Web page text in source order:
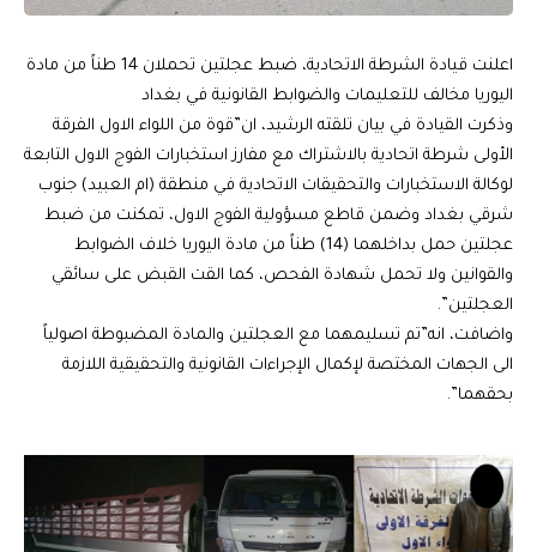
اعلنت قيادة الشرطة الاتحادية، ضبط عجلتين تحملان 14 طناً من مادة
اليوريا مخالف للتعليمات والضوابط القانونية في بغداد
وذكرت القيادة في بيان تلقته الرشيد، ان”قوة من اللواء الاول الفرقة
الأولى شرطة اتحادية بالاشتراك مع مفارز استخبارات الفوج الاول التابعة
لوكالة الاستخبارات والتحقيقات الاتحادية في منطقة (ام العبيد) جنوب
شرقي بغداد وضمن قاطع مسؤولية الفوج الاول، تمكنت من ضبط
عجلتين حمل بداخلهما (14) طناً من مادة اليوريا خلاف الضوابط
والقوانين ولا تحمل شهادة الفحص، كما القت القبض على سائقي
العجلتين”.
واضافت، انه”تم تسليمهما مع العجلتين والمادة المضبوطة اصولياً
الى الجهات المختصة لإكمال الإجراءات القانونية والتحقيقية اللازمة
بحقهما”.